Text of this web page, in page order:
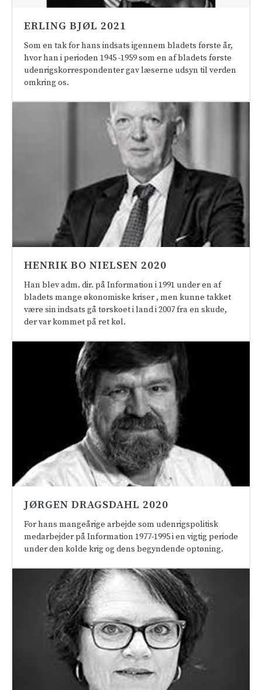
ERLING BJØL 2021
Som en tak for hans indsats igennem bladets første år,
hvor han i perioden 1945 -1959 som en af bladets første
udenrigskorrespondenter gav læserne udsyn til verden
omkring os.
HENRIK BO NIELSEN 2020
Han blev adm. dir. på Information i 1991 under en af
bladets mange økonomiske kriser , men kunne takket
være sin indsats gå tørskoet i land i 2007 fra en skude,
der var kommet på ret køl.
JØRGEN DRAGSDAHL 2020
For hans mangeårige arbejde som udenrigspolitisk
medarbejder på Information 1977-1995 i en vigtig periode
under den kolde krig og dens begyndende optøning.